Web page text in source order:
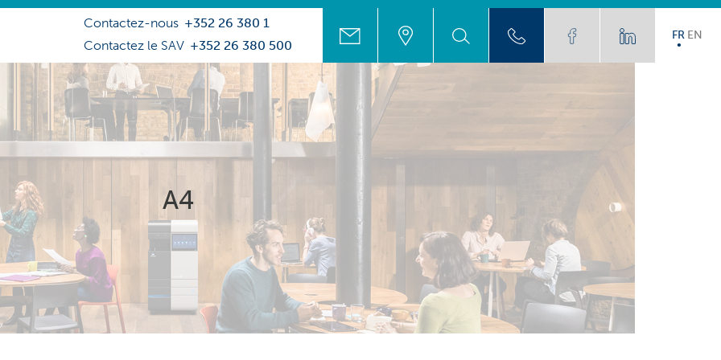
Contactez-nous +352 26 380 1
Contactez le SAV +352 26 380 500
FR EN
A4